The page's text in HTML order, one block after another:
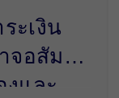
ะเงิน
อสัมผัส
และ